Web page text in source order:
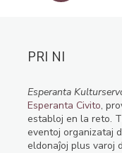
PRI NI
Esperanta
Esperanta Civito,
establoj en la reto.
eventoj organizataj
eldonaĵoj plus varoj